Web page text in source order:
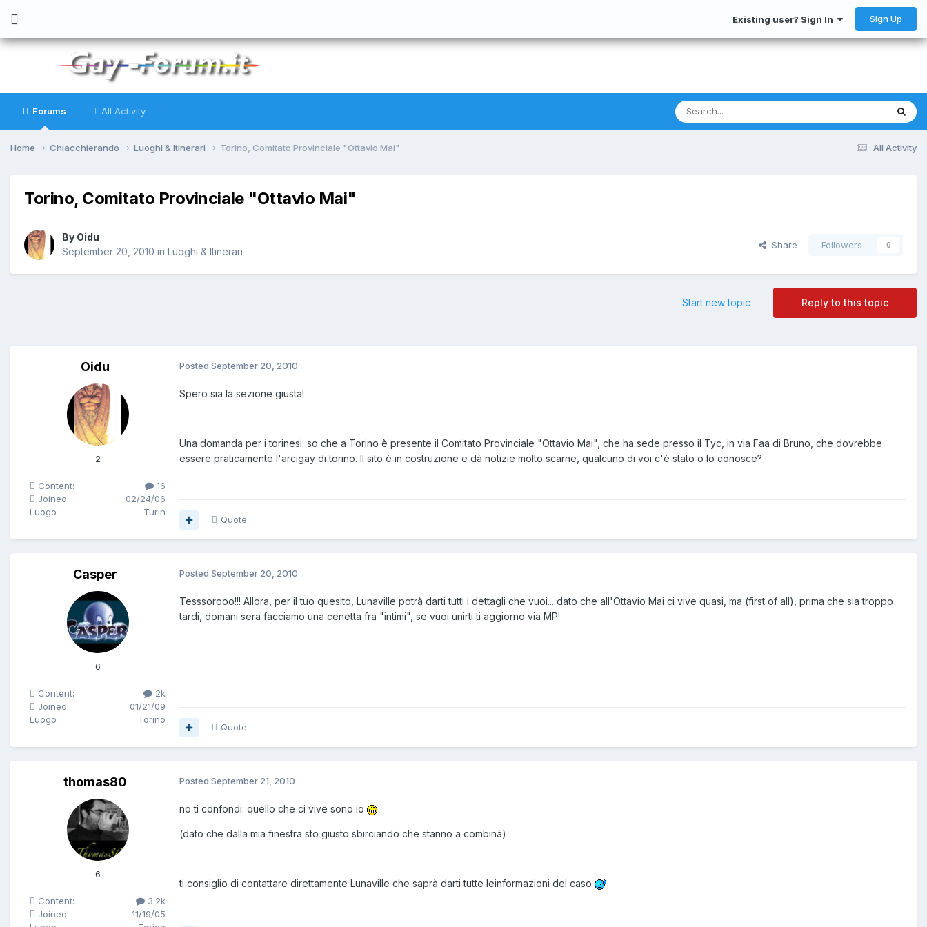
Existing user? Sign In Sign Up
Forums All Activity
All Activity
Home Chiacchierando Luoghi & Itinerari Torino, Comitato Provinciale "Ottavio Mai"
Torino, Comitato Provinciale "Ottavio Mai"
By Oidu
September 20, 2010 in Luoghi & Itinerari
Share Followers 0
Reply to this topic
Start new topic
Oidu
2
Content:
16
Joined:
02/24/06
Luogo
Turin
Posted September 20, 2010
Spero sia la sezione giusta!
Una domanda per i torinesi: so che a Torino è presente il Comitato Provinciale "Ottavio Mai", che ha sede presso il Tyc, in via Faa di Bruno, che dovrebbe
essere praticamente l'arcigay di torino. Il sito è in costruzione e dà notizie molto scarne, qualcuno di voi c'è stato o lo conosce?
Quote
Casper
6
Content:
2k
Joined:
01/21/09
Luogo
Torino
Posted September 20, 2010
Tesssorooo!!! Allora, per il tuo quesito, Lunaville potrà darti tutti i dettagli che vuoi... dato che all'Ottavio Mai ci vive quasi, ma (first of all), prima che sia troppo
tardi, domani sera facciamo una cenetta fra "intimi", se vuoi unirti ti aggiorno via MP!
Quote
thomas80
6
Content:
3.2k
Joined:
11/19/05
Posted September 21, 2010
no ti confondi: quello che ci vive sono io
(dato che dalla mia finestra sto giusto sbirciando che stanno a combinà)
ti consiglio di contattare direttamente Lunaville che saprà darti tutte leinformazioni del caso